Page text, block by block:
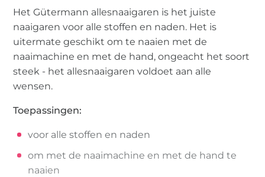
Het Gütermann allesnaaigaren is het juiste
naaigaren voor alle stoffen en naden. Het is
uitermate geschikt om te naaien met de
naaimachine en met de hand, ongeacht het soort
steek - het allesnaaigaren voldoet aan alle
wensen.
Toepassingen:
voor alle stoffen en naden
om met de naaimachine en met de hand te
naaien